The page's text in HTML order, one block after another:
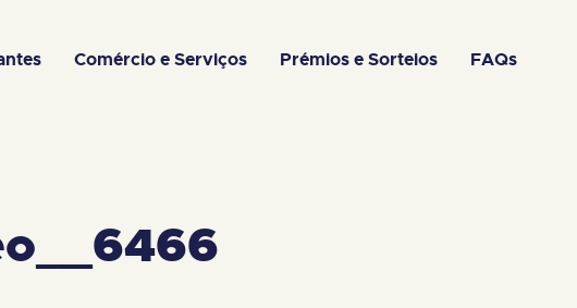
Comércio e Serviços Prémios e Sorteios FAQs